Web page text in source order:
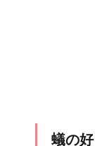
蟻の